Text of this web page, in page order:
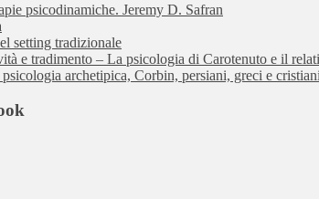
psicodinamiche. Jeremy D. Safran
setting tradizionale
e tradimento – La psicologia di Carotenuto e il
archetipica, Corbin, persiani, greci e cristiani